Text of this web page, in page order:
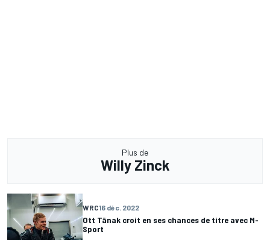
Plus de
Willy Zinck
WRC16 déc. 2022
Ott Tänak croit en ses chances de titre avec M-
Sport